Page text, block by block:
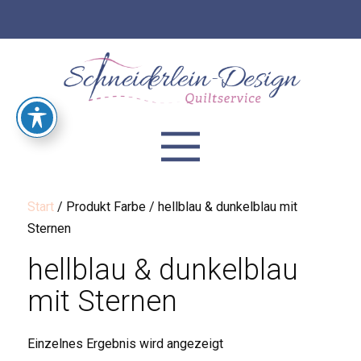
Start / Produkt Farbe / hellblau & dunkelblau mit
Sternen
hellblau & dunkelblau
mit Sternen
Einzelnes Ergebnis wird angezeigt